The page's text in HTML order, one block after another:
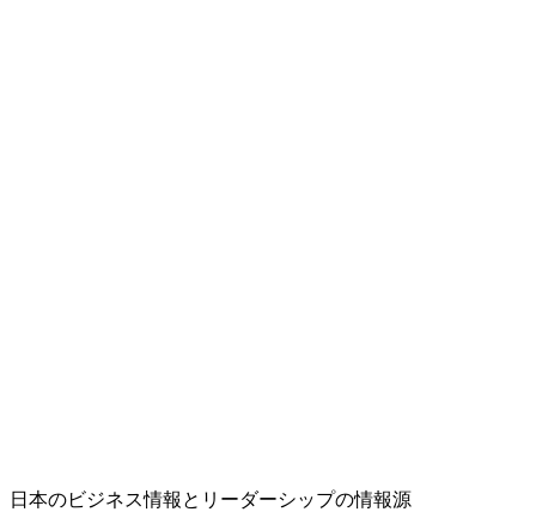
日本のビジネス情報とリーダーシップの情報源